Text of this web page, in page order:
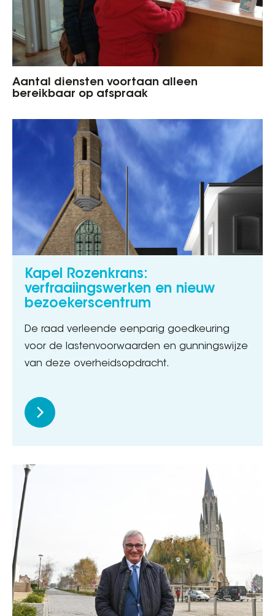
Aantal diensten voortaan alleen
bereikbaar op afspraak
Kapel Rozenkrans:
verfraaiingswerken en nieuw
bezoekerscentrum
De raad verleende eenparig goedkeuring
voor de lastenvoorwaarden en gunningswijze
van deze overheidsopdracht.